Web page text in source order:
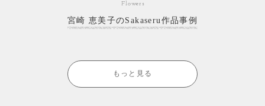
Flowers
宮崎 恵美子のSakaseru作品事例
もっと見る